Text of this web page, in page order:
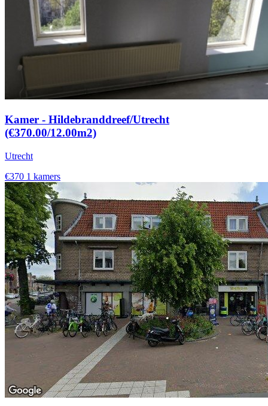
Kamer - Hildebranddreef/Utrecht
(€370.00/12.00m2)
Utrecht
€370 1 kamers